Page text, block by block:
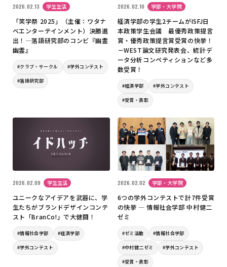
2026.02.13 学生生活
「笑学祭 2025」（主催：ワタナ
ベエンターテインメント）決勝進
出！―落語研究部のコンビ『幽霊
幽霊』
#クラブ・サークル #学外コンテスト
#落語研究部
2026.02.10 学部・大学院
経済学部の学生2チームがISFJ日
本政策学生会議 最優秀政策提言
賞・優秀政策提言賞受賞の快挙！
－WEST論文研究発表会、統計デ
ータ分析コンペティションなど多
数受賞！
#経済学部 #学外コンテスト
#受賞・表彰
2026.02.09 学生生活
ユニークなアイデアを武器に、学
生たちがブランドデザインコンテ
スト「BranCo!」で大健闘！
#情報社会学部 #経済学部
#学外コンテスト
2026.02.02 学部・大学院
6つの学外コンテストで計7件受賞
の快挙 — 情報社会学部 中村健二
ゼミ
#ゼミ活動 #情報社会学部
#中村健二ゼミ #学外コンテスト
#受賞・表彰